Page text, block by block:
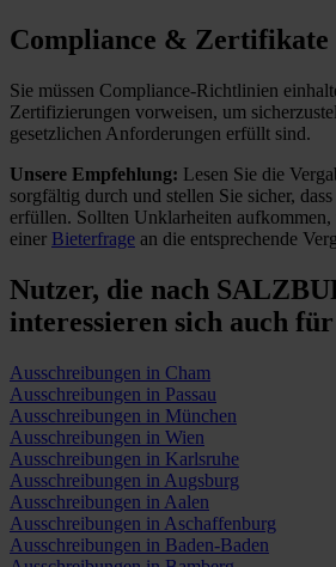
Compliance & Zertifikate
Sie müssen Compliance-Richtlinien
Zertifizierungen vorweisen, um
gesetzlichen Anforderungen erfüllt sind.
Unsere Empfehlung: Lesen Sie die
sorgfältig durch und stellen Sie sicher,
erfüllen. Sollten Unklarheiten
einer Bieterfrage an die entsprechende
Nutzer, die nach
interessieren sich auch für
Ausschreibungen in Cham
Ausschreibungen in Passau
Ausschreibungen in München
Ausschreibungen in Wien
Ausschreibungen in Karlsruhe
Ausschreibungen in Augsburg
Ausschreibungen in Aalen
Ausschreibungen in Aschaffenburg
Ausschreibungen in Baden-Baden